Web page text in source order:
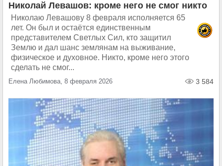
Николай Левашов: кроме него не смог никто
Николаю Левашову 8 февраля исполняется 65
лет. Он был и остаётся единственным
представителем Светлых Сил, кто защитил
Землю и дал шанс землянам на выживание,
физическое и духовное. Никто, кроме него этого
сделать не смог...
Елена Любимова, 8 февраля 2026 3 584